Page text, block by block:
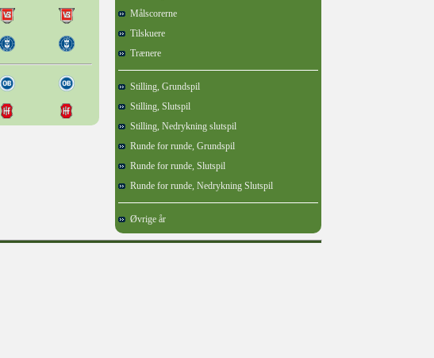
Målscorerne
Tilskuere
Trænere
Stilling, Grundspil
Stilling, Slutspil
Stilling, Nedrykning slutspil
Runde for runde, Grundspil
Runde for runde, Slutspil
Runde for runde, Nedrykning Slutspil
Øvrige år